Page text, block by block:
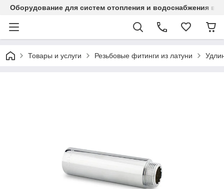
Оборудование для систем отопления и водоснабжения в
Товары и услуги Резьбовые фитинги из латуни